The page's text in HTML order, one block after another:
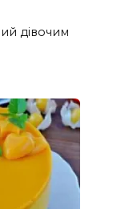
дівочим